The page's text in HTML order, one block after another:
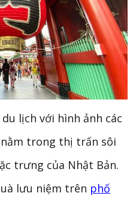
lịch với hình ảnh các
trong thị trấn sôi
trưng của Nhật Bản.
lưu niệm trên phố